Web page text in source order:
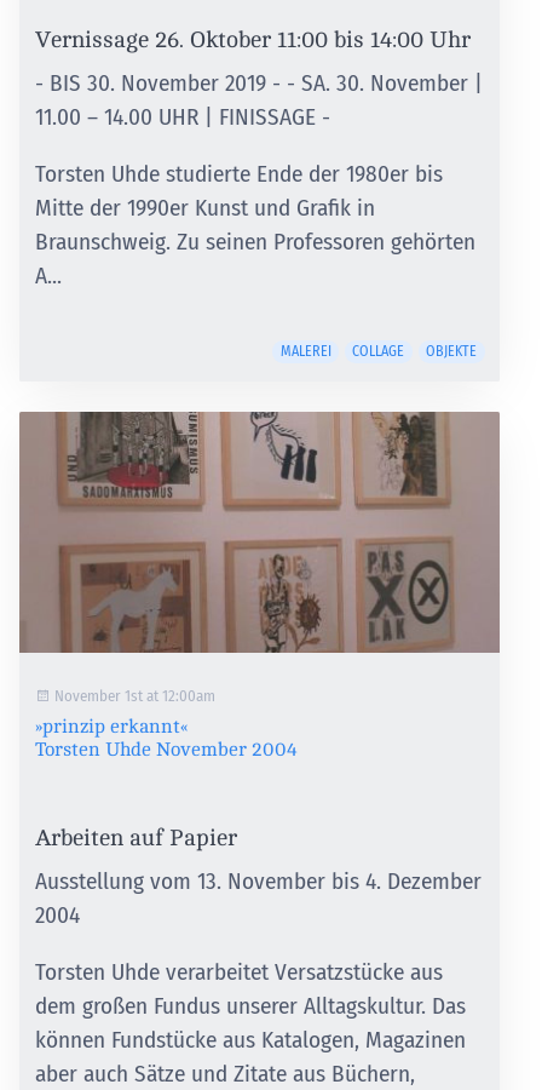
Vernissage 26. Oktober 11:00 bis 14:00 Uhr
- BIS 30. November 2019 - - SA. 30. November |
11.00 – 14.00 UHR | FINISSAGE -
Torsten Uhde studierte Ende der 1980er bis
Mitte der 1990er Kunst und Grafik in
Braunschweig. Zu seinen Professoren gehörten
A...
MALEREI COLLAGE OBJEKTE
November 1st at 12:00am
»prinzip erkannt«
Torsten Uhde November 2004
Arbeiten auf Papier
Ausstellung vom 13. November bis 4. Dezember
2004
Torsten Uhde verarbeitet Versatzstücke aus
dem großen Fundus unserer Alltagskultur. Das
können Fundstücke aus Katalogen, Magazinen
aber auch Sätze und Zitate aus Büchern,